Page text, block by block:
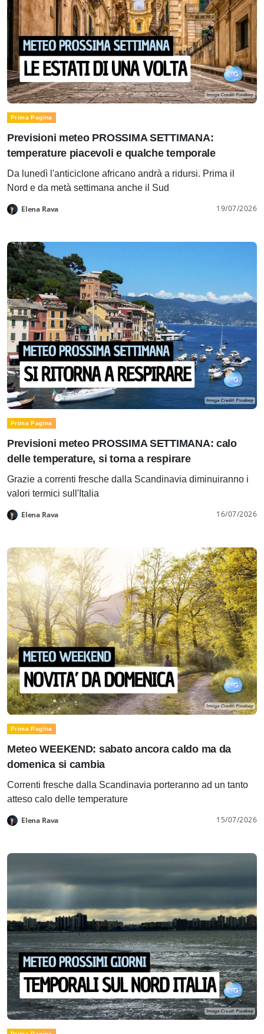
Prima Pagina
Previsioni meteo PROSSIMA SETTIMANA:
temperature piacevoli e qualche temporale
Da lunedì l'anticiclone africano andrà a ridursi. Prima il
Nord e da metà settimana anche il Sud
Elena Rava 19/07/2026
Prima Pagina
Previsioni meteo PROSSIMA SETTIMANA: calo
delle temperature, si torna a respirare
Grazie a correnti fresche dalla Scandinavia diminuiranno i
valori termici sull'Italia
Elena Rava 16/07/2026
Prima Pagina
Meteo WEEKEND: sabato ancora caldo ma da
domenica si cambia
Correnti fresche dalla Scandinavia porteranno ad un tanto
atteso calo delle temperature
Elena Rava 15/07/2026